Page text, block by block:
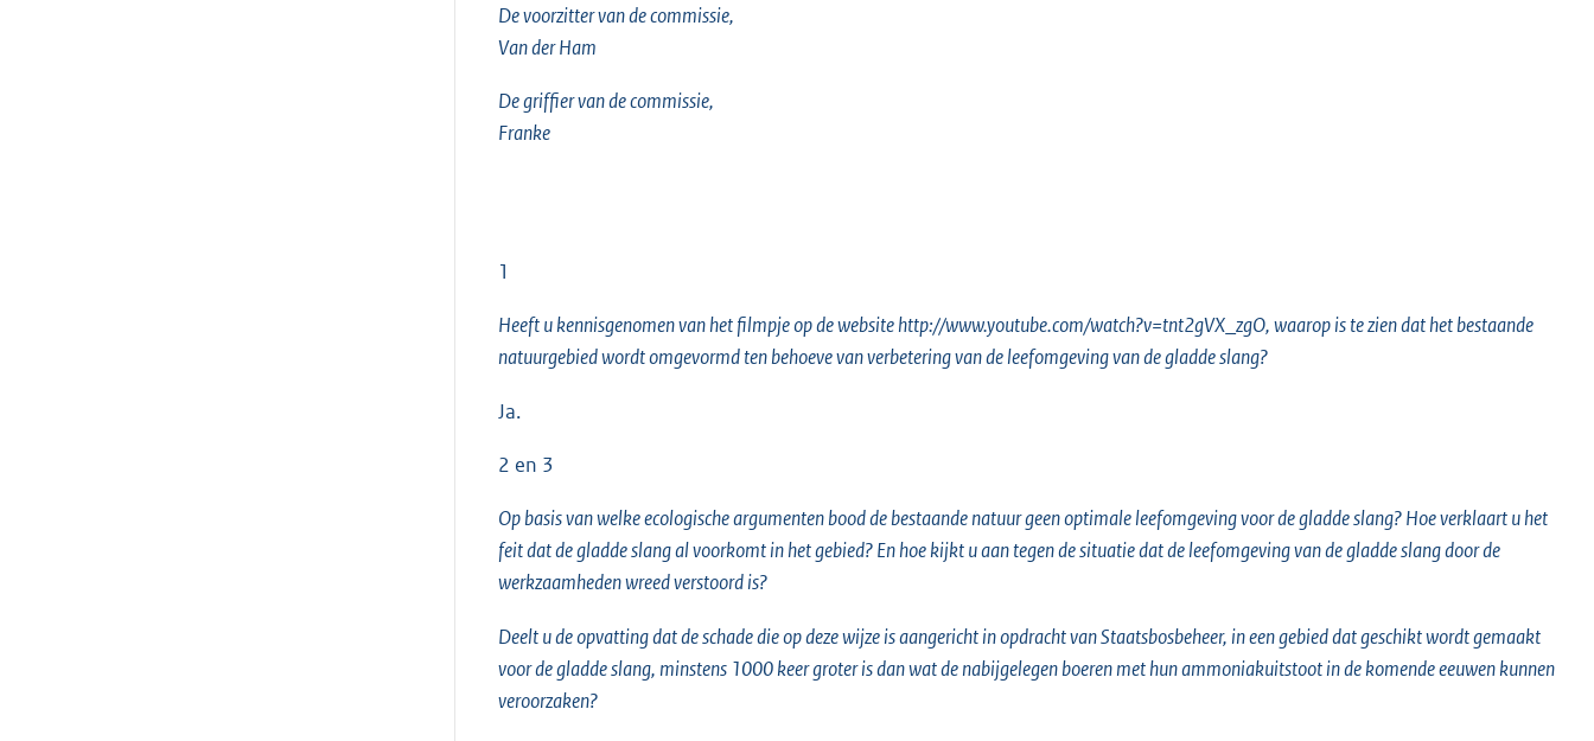
De voorzitter van de commissie,
Van der Ham
De griffier van de commissie,
Franke
1
Heeft u kennisgenomen van het filmpje op de websitehttp://www.youtube.com/watch?v=tnt2gVX_zgO, waarop is te zien dat het bestaande
natuurgebied wordt omgevormd ten behoeve van verbetering van de leefomgeving van de gladde slang?
Ja.
2 en 3
Op basis van welke ecologische argumenten bood de bestaande natuur geen optimale leefomgeving voor de gladde slang? Hoe verklaart u het
feit dat de gladde slang al voorkomt in het gebied? En hoe kijkt u aan tegen de situatie dat de leefomgeving van de gladde slang door de
werkzaamheden wreed verstoord is?
Deelt u de opvatting dat de schade die op deze wijze is aangericht in opdracht van Staatsbosbeheer, in een gebied dat geschikt wordt gemaakt
voor de gladde slang, minstens 1000 keer groter is dan wat de nabijgelegen boeren met hun ammoniakuitstoot in de komende eeuwen kunnen
veroorzaken?